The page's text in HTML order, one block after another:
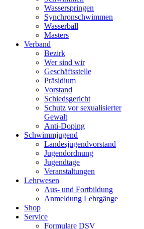
Wasserspringen
Synchronschwimmen
Wasserball
Masters
Verband
Bezirk
Wer sind wir
Geschäftsstelle
Präsidium
Vorstand
Schiedsgericht
Schutz vor sexualisierter
Gewalt
Anti-Doping
Schwimmjugend
Landesjugendvorstand
Jugendordnung
Jugendtage
Veranstaltungen
Lehrwesen
Aus- und Fortbildung
Anmeldung Lehrgänge
Shop
Service
Formulare DSV